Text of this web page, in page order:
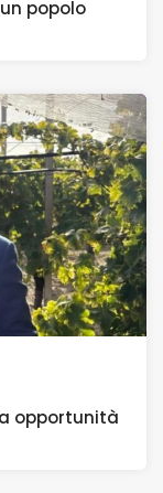
popolo
opportunità